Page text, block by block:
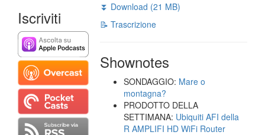
Iscriviti
⏬ Download (21 MB)
📝 Trascrizione
Shownotes
SONDAGGIO: Mare o
montagna?
PRODOTTO DELLA
SETTIMANA: Ubiquiti AFI della
R AMPLIFI HD WiFi Router